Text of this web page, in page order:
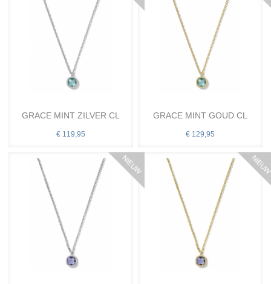
GRACE MINT ZILVER CL
€ 119,95
GRACE MINT GOUD CL
€ 129,95